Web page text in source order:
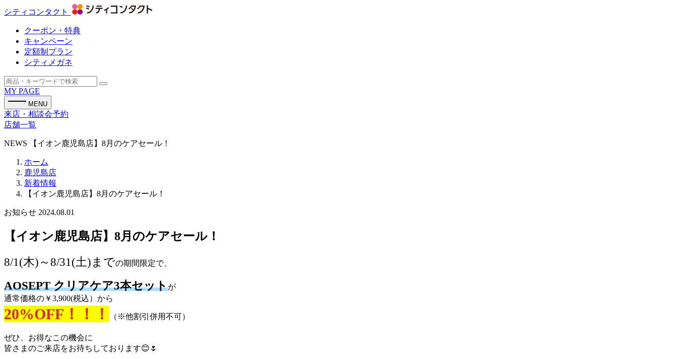
シティコンタクト
クーポン・特典
キャンペーン
定額制プラン
シティメガネ
MY PAGE
MENU
来店・相談会予約
店舗一覧
NEWS 【イオン鹿児島店】8月のケアセール！
ホーム
鹿児島店
新着情報
【イオン鹿児島店】8月のケアセール！
お知らせ 2024.08.01
【イオン鹿児島店】8月のケアセール！
8/1(木)～8/31(土)までの期間限定で、
AOSEPT クリアケア3本セットが
通常価格の￥3,900(税込）から
20%OFF！！！ （※他割引併用不可）
ぜひ、お得なこの機会に
皆さまのご来店をお待ちしております😊🌷